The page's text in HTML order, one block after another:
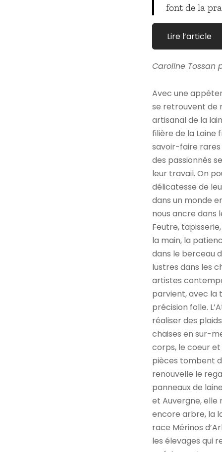
font de la
Lire l’article
Caroline Tossan
Avec une
se retrouvent de
artisanal de la
filière de la Laine
savoir-faire
des passionnés
leur travail. On
délicatesse de
dans un monde
nous ancre dans
Feutre,
la main, la
dans le berceau
lustres dans les
artistes
parvient, avec la
précision folle.
réaliser des
chaises en sur-
corps, le coeur et
pièces tombent
renouvelle le
panneaux de
et Auvergne, elle
encore arbre, la
race Mérinos
les élevages qui